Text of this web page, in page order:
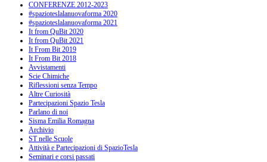
CONFERENZE 2012-2023
#spazioteslalanuovaforma 2020
#spazioteslalanuovaforma 2021
It from QuBit 2020
It from QuBit 2021
It From Bit 2019
It From Bit 2018
Avvistamenti
Scie Chimiche
Riflessioni senza Tempo
Altre Curiosità
Partecipazioni Spazio Tesla
Parlano di noi
Sisma Emilia Romagna
Archivio
ST nelle Scuole
Attività e Partecipazioni di SpazioTesla
Seminari e corsi passati